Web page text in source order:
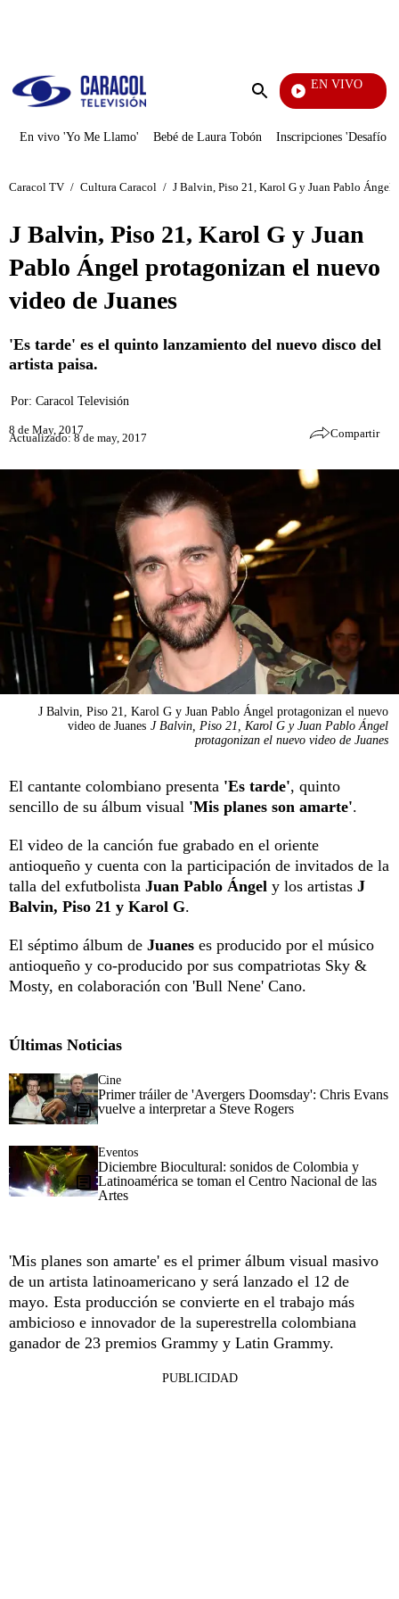
Enviar
EN VIVO
Noticias
En vivo 'Yo Me Llamo' Bebé de Laura Tobón Inscripciones 'Desafío'
Caracol TV / Cultura Caracol / J Balvin, Piso 21, Karol G y Juan Pablo Ángel
J Balvin, Piso 21, Karol G y Juan
Pablo Ángel protagonizan el nuevo
video de Juanes
'Es tarde' es el quinto lanzamiento del nuevo disco del
artista paisa.
Por: Caracol Televisión
8 de May, 2017
Actualizado: 8 de may, 2017 Compartir
J Balvin, Piso 21, Karol G y Juan Pablo Ángel protagonizan el nuevo
video de Juanes J Balvin, Piso 21, Karol G y Juan Pablo Ángel
protagonizan el nuevo video de Juanes
El cantante colombiano presenta 'Es tarde', quinto
sencillo de su álbum visual 'Mis planes son amarte'.
El video de la canción fue grabado en el oriente
antioqueño y cuenta con la participación de invitados de la
talla del exfutbolista Juan Pablo Ángel y los artistas J
Balvin, Piso 21 y Karol G.
El séptimo álbum de Juanes es producido por el músico
antioqueño y co-producido por sus compatriotas Sky &
Mosty, en colaboración con 'Bull Nene' Cano.
Últimas Noticias
Cine
Primer tráiler de 'Avergers Doomsday': Chris Evans
vuelve a interpretar a Steve Rogers
Eventos
Diciembre Biocultural: sonidos de Colombia y
Latinoamérica se toman el Centro Nacional de las
Artes
'Mis planes son amarte' es el primer álbum visual masivo
de un artista latinoamericano y será lanzado el 12 de
mayo. Esta producción se convierte en el trabajo más
ambicioso e innovador de la superestrella colombiana
ganador de 23 premios Grammy y Latin Grammy.
PUBLICIDAD